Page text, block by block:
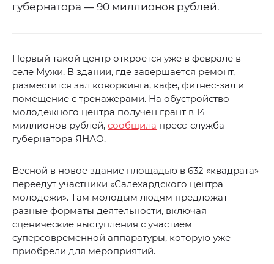
губернатора — 90 миллионов рублей.
Первый такой центр откроется уже в феврале в
селе Мужи. В здании, где завершается ремонт,
разместится зал коворкинга, кафе, фитнес-зал и
помещение с тренажерами. На обустройство
молодежного центра получен грант в 14
миллионов рублей, сообщила пресс-служба
губернатора ЯНАО.
Весной в новое здание площадью в 632 «квадрата»
переедут участники «Салехардского центра
молодёжи». Там молодым людям предложат
разные форматы деятельности, включая
сценические выступления с участием
суперсовременной аппаратуры, которую уже
приобрели для мероприятий.